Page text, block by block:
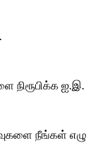
நிரூபிக்க ஐ.இ.
நீங்கள் எழு